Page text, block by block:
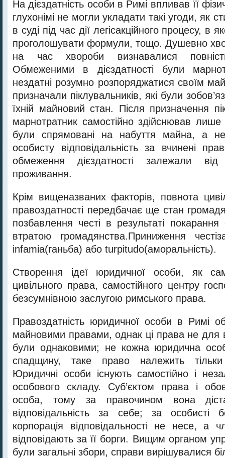
На дієздатність особи в Римі впливав її
глухонімі не могли укладати такі угоди, як
в суді під час дії легісакційного процесу, в
проголошувати формули, тощо. Душевно
на час хвороби визнавалися
Обмеженими в дієздатності були
нездатні розумно розпоряджатися своїм
призначали піклувальників, які були
їхній майновий стан. Після призначення
марнотратник самостійно здійснював лише
були спрямовані на набуття майна, а не
особисту відповідальність за вчинені
обмеження дієздатності залежали від
проживання.
Крім вищеназваних факторів, повнота
правоздатності передбачає ще стан
позбавлення честі в результаті
втратою громадянства.Приниження
іnfamia(ганьба) або turpitudo(аморальність).
Створення ідеї юридичної особи, як
цивільного права, самостійного центру
безсумнівною заслугою римського права.
Правоздатність юридичної особи в Римі
майновими правами, однак ці права не для
були однаковими; не кожна юридична
спадщину, таке право належить тільки
Юридичні особи існують самостійно і
особового складу. Суб’єктом права і
особа, тому за правочином вона
відповідальність за себе; за особисті
корпорація відповідальності не несе, а
відповідають за її борги. Вищим органом
були загальні збори, справи вирішувалися